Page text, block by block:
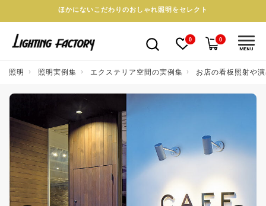
ほかにないこだわりのおしゃれ照明をセレクト
0 0
MENU
照明 照明実例集 エクステリア空間の実例集 お店の看板照射や